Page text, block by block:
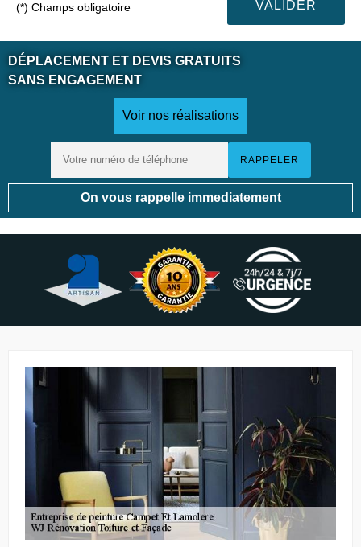
(*) Champs obligatoire
DÉPLACEMENT ET DEVIS GRATUITS
SANS ENGAGEMENT
Voir nos réalisations
On vous rappelle immediatement